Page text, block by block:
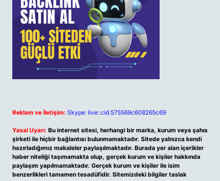
Reklam ve İletişim: Skype: live:.cid.575569c608265c69
Yasal Uyarı: Bu internet sitesi, herhangi bir marka, kurum veya şahıs
şirketi ile hiçbir bağlantısı bulunmamaktadır. Sitede yalnızca kendi
hazırladığımız makaleler paylaşılmaktadır. Burada yer alan içerikler
haber niteliği taşımamakta olup, gerçek kurum ve kişiler hakkında
paylaşım yapılmamaktadır. Gerçek kurum ve kişiler ile isim
benzerlikleri tamamen tesadüfidir. Sitemizdeki bilgiler taslak